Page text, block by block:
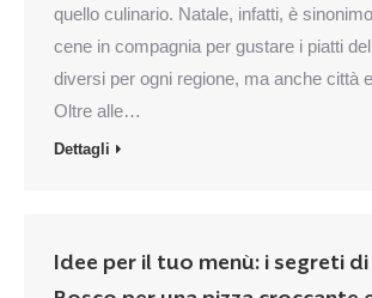
quello culinario. Natale, infatti, è
cene in compagnia per gustare i piatti
diversi per ogni regione, ma anche città
Oltre alle…
Dettagli
Idee per il tuo menù: i segreti